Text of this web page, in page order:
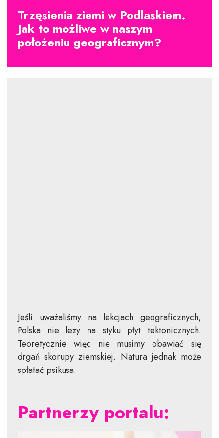
Trzęsienia ziemi w Podlaskiem.
Jak to możliwe w naszym
położeniu geograficznym?
Jeśli uważaliśmy na lekcjach geograficznych,
Polska nie leży na styku płyt tektonicznych.
Teoretycznie więc nie musimy obawiać się
drgań skorupy ziemskiej. Natura jednak może
spłatać psikusa.
Partnerzy portalu: